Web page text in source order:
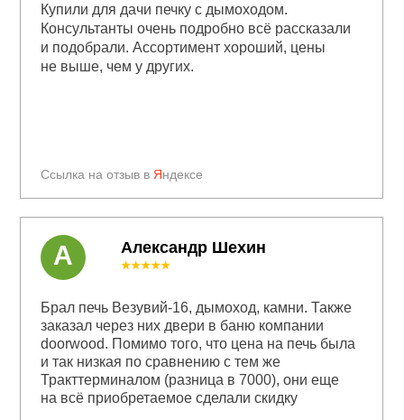
Ссылка на отзыв в Яндексе
Купили для дачи печку с дымоходом.
Консультанты очень подробно всё рассказали
и подобрали. Ассортимент хороший, цены
не выше, чем у других.
Александр Шехин
★★★★★
Брал печь Везувий-16, дымоход, камни. Также
заказал через них двери в баню компании
doorwood. Помимо того, что цена на печь была
и так низкая по сравнению с тем же
Тракттерминалом (разница в 7000), они еще
на всё приобретаемое сделали скидку
А